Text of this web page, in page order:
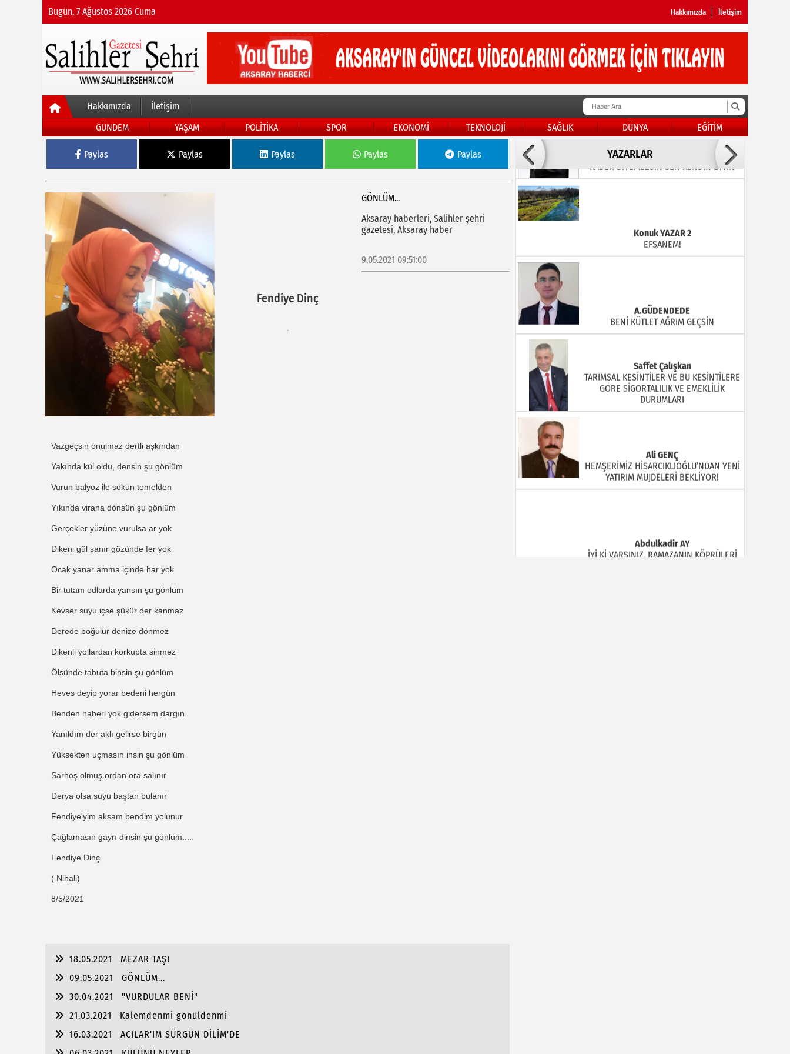
Bugün, 7 Ağustos 2026 Cuma Hakkımızda İletişim
Hakkımızda
İletişim
GÜNDEM
YAŞAM POLİTİKA SPOR EKONOMİ TEKNOLOJİ SAĞLIK DÜNYA EĞİTİM
Paylas Paylas Paylas Paylas Paylas
Fendiye Dinç
GÖNLÜM...
Aksaray haberleri, Salihler şehri
gazetesi, Aksaray haber
9.05.2021 09:51:00
Vazgeçsin onulmaz dertli aşkından
Yakında kül oldu, densin şu gönlüm
Vurun balyoz ile sökün temelden
Yıkında virana dönsün şu gönlüm
Gerçekler yüzüne vurulsa ar yok
Dikeni gül sanır gözünde fer yok
Ocak yanar amma içinde har yok
Bir tutam odlarda yansın şu gönlüm
Kevser suyu içse şükür der kanmaz
Derede boğulur denize dönmez
Dikenli yollardan korkupta sinmez
Ölsünde tabuta binsin şu gönlüm
Heves deyip yorar bedeni hergün
Benden haberi yok gidersem dargın
Yanıldım der aklı gelirse birgün
Yüksekten uçmasın insin şu gönlüm
Sarhoş olmuş ordan ora salınır
Derya olsa suyu baştan bulanır
Fendiye'yim aksam bendim yolunur
Çağlamasın gayrı dinsin şu gönlüm....
Fendiye Dinç
( Nihali)
8/5/2021
18.05.2021
MEZAR TAŞI
09.05.2021
GÖNLÜM...
30.04.2021
"VURDULAR BENİ"
21.03.2021
Kalemdenmi gönüldenmi
16.03.2021
ACILAR'IM SÜRGÜN DİLİM'DE
YAZARLAR
KADER DİYEMEZSİN SEN KENDİN ETTİN
EFSANEM!
BENİ KÜTLET AĞRIM GEÇSİN
TARIMSAL KESİNTİLER VE BU KESİNTİLERE
GÖRE SİGORTALILIK VE EMEKLİLİK
DURUMLARI
HEMŞERİMİZ HİSARCIKLIOĞLU’NDAN YENİ
YATIRIM MÜJDELERİ BEKLİYOR!
İYİ Kİ VARSINIZ, RAMAZANIN KÖPRÜLERİ